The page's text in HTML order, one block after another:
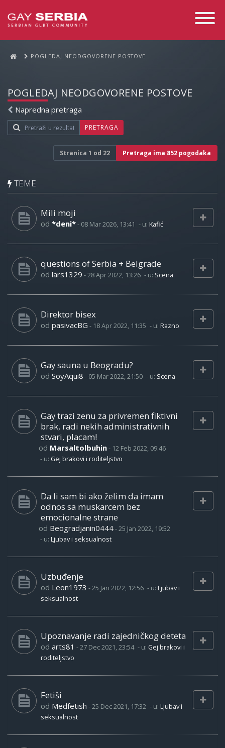
Toggle
POGLEDAJ NEODGOVORENE POSTOVE
POGLEDAJ NEODGOVORENE POSTOVE
Napredna pretraga
PRETRAGA
Stranica 1 od 22 Pretraga ima 852 pogodaka
TEME
Mili moji
od *deni*- 08 Mar 2026, 13:41 - u: Kafić
questions of Serbia + Belgrade
od lars1329 -28 Apr 2022, 13:26 - u: Scena
Direktor bisex
od pasivacBG - 18 Apr 2022, 11:35 - u: Razno
Gay sauna u Beogradu?
od SoyAqui8 - 05 Mar 2022, 21:50 - u: Scena
Gay trazi zenu za privremen fiktivni
brak, radi nekih administrativnih
stvari, placam!
od Marsaltolbuhin- 12 Feb 2022, 09:46
- u: Gej brakovi i roditeljstvo
Da li sam bi ako želim da imam
odnos sa muskarcem bez
emocionalne strane
od Beogradjanin0444-25 Jan 2022, 19:52
- u: Ljubav i seksualnost
Uzbuđenje
od Leon1973 -25 Jan 2022, 12:56 - u: Ljubav i
seksualnost
Upoznavanje radi zajedničkog deteta
od arts81 -27 Dec 2021, 23:54 - u: Gej brakovi i
roditeljstvo
Fetiši
od Medfetish -25 Dec 2021, 17:32 - u: Ljubav i
seksualnost